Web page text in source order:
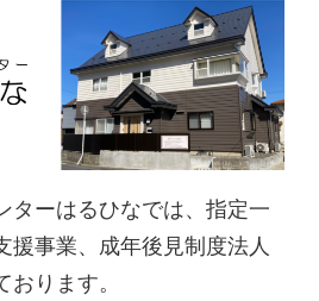
ターはるひなでは、指定一
援事業、成年後見制度法人
ります。